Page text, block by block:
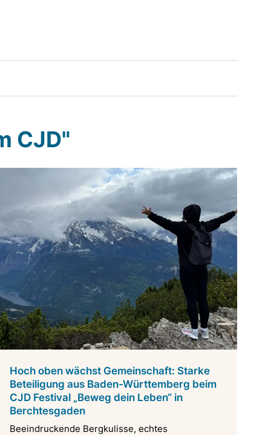
CJD"
Hoch oben wächst Gemeinschaft: Starke
Beteiligung aus Baden-Württemberg beim
CJD Festival „Beweg dein Leben“ in
Berchtesgaden
Beeindruckende Bergkulisse, echtes